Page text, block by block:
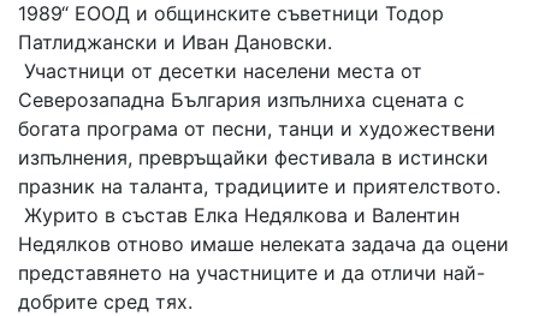
1989“ ЕООД и общинските съветници Тодор
Патлиджански и Иван Дановски.
Участници от десетки населени места от
Северозападна България изпълниха сцената с
богата програма от песни, танци и художествени
изпълнения, превръщайки фестивала в истински
празник на таланта, традициите и приятелството.
Журито в състав Елка Недялкова и Валентин
Недялков отново имаше нелеката задача да оцени
представянето на участниците и да отличи най-
добрите сред тях.